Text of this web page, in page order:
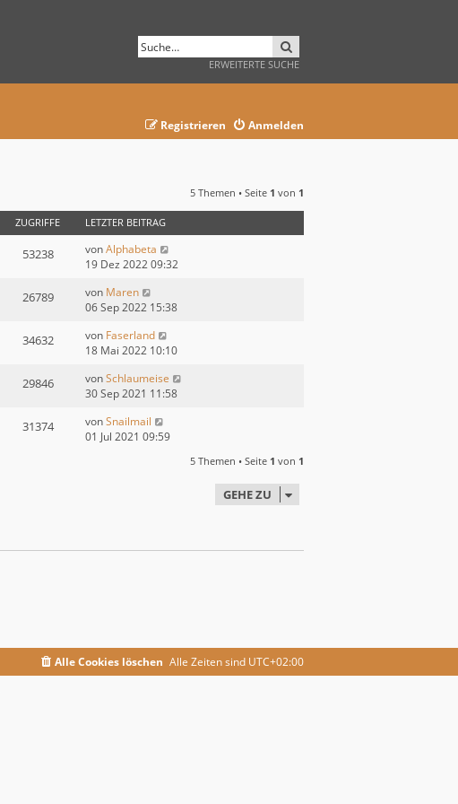
ERWEITERTE SUCHE
Anmelden
Registrieren
5 Themen • Seite 1 von 1
ZUGRIFFE LETZTER BEITRAG
53238 vonAlphabeta
19 Dez 2022 09:32
26789 von Maren
06 Sep 2022 15:38
34632 von Faserland
18 Mai 2022 10:10
29846 vonSchlaumeise
30 Sep 2021 11:58
31374 vonSnailmail
01 Jul 2021 09:59
5 Themen • Seite 1 von 1
GEHE ZU
Alle Zeiten sind UTC+02:00
Alle Cookies löschen